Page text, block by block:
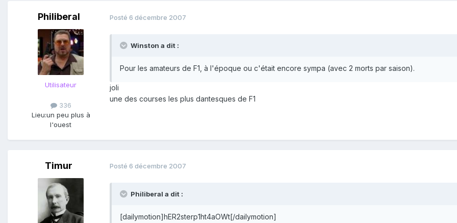
Philiberal
Utilisateur
336
Lieu:un peu plus à
l'ouest
Posté 6 décembre 2007
Winston a dit :
Pour les amateurs de F1, à l'époque ou c'était encore sympa (avec 2 morts par saison).
joli
une des courses les plus dantesques de F1
Timur Posté 6 décembre 2007
Philiberal a dit :
[dailymotion]hER2sterp1ht4aOWt[/dailymotion]